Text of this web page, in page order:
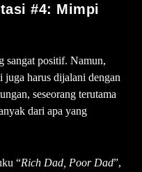
#4: Mimpi
sangat positif. Namun,
harus dijalani dengan
seseorang terutama
dari apa yang
“Rich Dad, Poor Dad”,